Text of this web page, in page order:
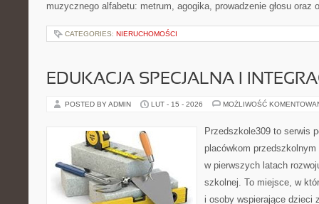
muzycznego alfabetu: metrum, agogika, prowadzenie głosu
CATEGORIES: NIERUCHOMOŚCI
EDUKACJA SPECJALNA I
POSTED BY ADMIN LUT - 15 - 2026 MOŻLIWOŚĆ
Przedszkole309 to serwis
placówkom
w pierwszych latach
szkolnej. To miejsce, w
i osoby wspierające dzieci